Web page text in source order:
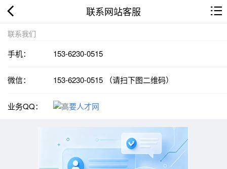
联系网站客服
联系我们
手机： 153-6230-0515
微信： 153-6230-0515 （请扫下图二维码）
业务QQ：